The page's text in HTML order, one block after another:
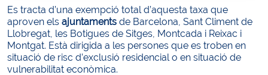
Es tracta d’una exempció total d’aquesta taxa que
aproven els ajuntaments de Barcelona, Sant Climent de
Llobregat, les Botigues de Sitges, Montcada i Reixac i
Montgat. Està dirigida a les persones que es troben en
situació de risc d’exclusió residencial o en situació de
vulnerabilitat econòmica.